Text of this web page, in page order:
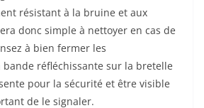
résistant à la bruine et aux
donc simple à nettoyer en cas de
à bien fermer les
réfléchissante sur la bretelle
pour la sécurité et être visible
de le signaler.